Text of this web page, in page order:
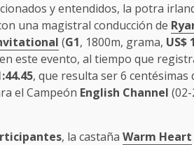
y entendidos, la potra
una magistral conducción de
(G1, 1800m, grama, US$
este evento, al tiempo que
, que resulta ser 6
el Campeón English Channel
, la castaña Warm Heart